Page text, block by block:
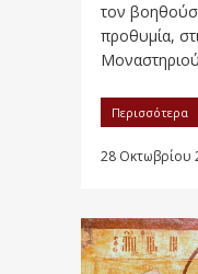
τον
προθυμία,
Περισσότερα
28 Οκτωβρίου